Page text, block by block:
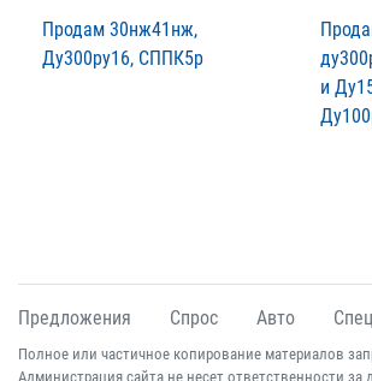
Продам 30нж41нж,
Ду300ру16, СППК5р
и
Предложения Спрос Авто
Полное или частичное копирование материалов
Администрация сайта не несет ответственности